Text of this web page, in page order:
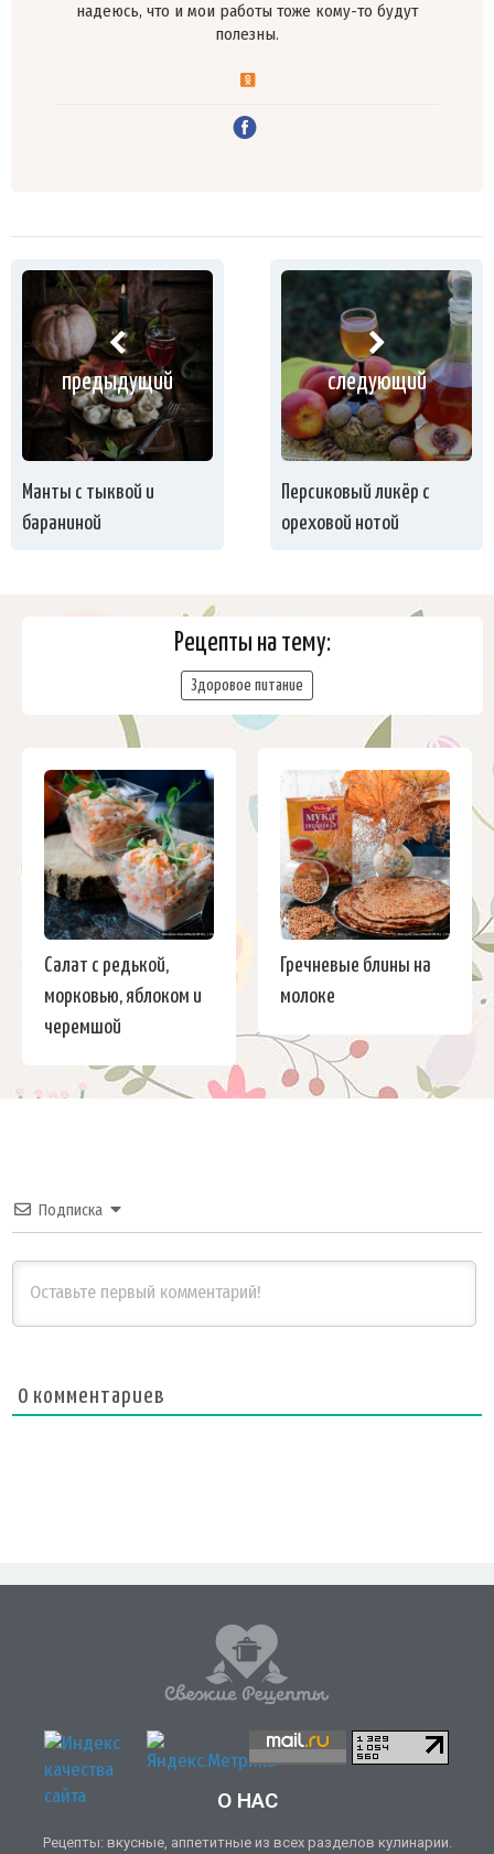
надеюсь, что и мои работы тоже кому-то будут
полезны.
предыдущий
Манты с тыквой и
бараниной
следующий
Персиковый ликёр с
ореховой нотой
Рецепты на тему:
Здоровое питание
Салат с редькой,
морковью, яблоком и
черемшой
Гречневые блины на
молоке
Подписка
0 комментариев
О НАС
Рецепты: вкусные, аппетитные из всех разделов кулинарии.